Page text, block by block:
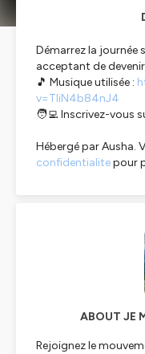
Démarrez la journée
acceptant de
🎵 Musique utilisée :
v=TliN4b84nJ4
🧑‍💻 Inscrivez-vous
Hébergé par Ausha.
confidentialitepour
ABOUT JE
Rejoignez le